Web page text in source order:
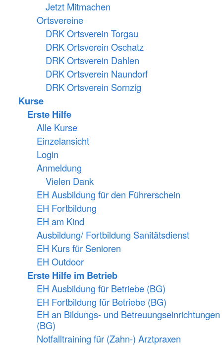
Jetzt Mitmachen
Ortsvereine
DRK Ortsverein Torgau
DRK Ortsverein Oschatz
DRK Ortsverein Dahlen
DRK Ortsverein Naundorf
DRK Ortsverein Sornzig
Kurse
Erste Hilfe
Alle Kurse
Einzelansicht
Login
Anmeldung
Vielen Dank
EH Ausbildung für den Führerschein
EH Fortbildung
EH am Kind
Ausbildung/ Fortbildung Sanitätsdienst
EH Kurs für Senioren
EH Outdoor
Erste Hilfe im Betrieb
EH Ausbildung für Betriebe (BG)
EH Fortbildung für Betriebe (BG)
EH an Bildungs- und Betreuungseinrichtungen
(BG)
Notfalltraining für (Zahn-) Arztpraxen